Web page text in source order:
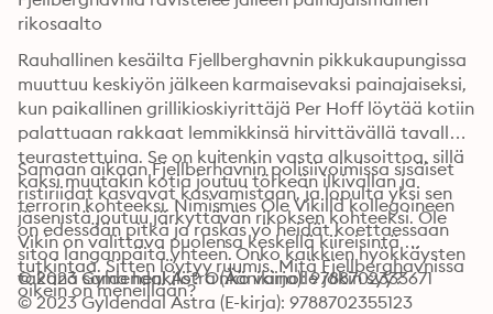
Rauhallinen kesäilta Fjellberghavnin pikkukaupungissa
muuttuu keskiyön jälkeen karmaisevaksi painajaiseksi,
kun paikallinen grillikioskiyrittäjä Per Hoff löytää kotiin
palattuaan rakkaat lemmikkinsä hirvittävällä tavalla
teurastettuina. Se on kuitenkin vasta alkusoittoa, sillä
kaksi muutakin kotia joutuu törkeän ilkivallan ja
terrorin kohteeksi. Nimismies Ole Vikillä kollegoineen
on edessään pitkä ja raskas yö heidät koettaessaan
sitoa langanpäitä yhteen. Onko kaikkien hyökkäysten
takana sama henkilö? Onko vainolle jokin syy?
Samaan aikaan Fjellberhavnin polisiivoimissa sisäiset
ristiriidat kasvavat kasvamistaan, ja lopulta yksi sen
jäsenistä joutuu järkyttävän rikoksen kohteeksi. Ole
Vikin on valittava puolensa keskellä kiireisintä
tutkintaa. Sitten löytyy ruumis. Mitä Fjellberghavnissa
oikein on meneillään?
© 2023 Gyldendal Astra (Äänikirja): 9788702333671
© 2023 Gyldendal Astra (E-kirja): 9788702355123